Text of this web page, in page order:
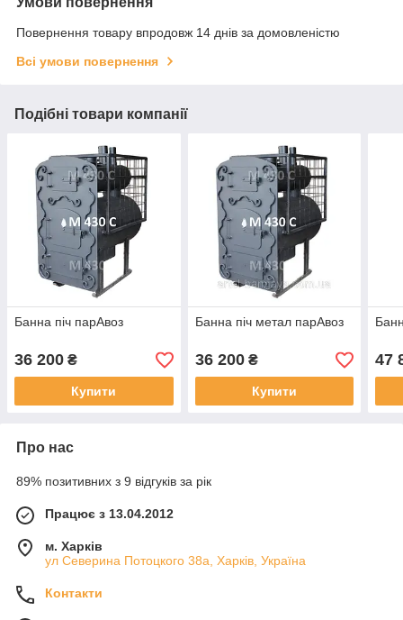
Повернення товару впродовж 14 днів за домовленістю
Всі умови повернення
Подібні товари компанії
Банна піч парАвоз
36 200 ₴
Купити
Банна піч метал парАвоз
36 200₴
Купити
47
Про нас
89% позитивних з 9 відгуків за рік
Працює з 13.04.2012
м. Харків
ул Северина Потоцкого 38а, Харків, Україна
Контакти